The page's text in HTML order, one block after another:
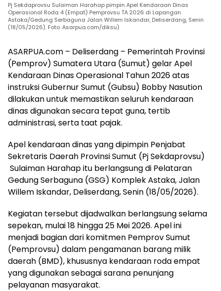
Pj Sekdaprovsu Sulaiman Harahap pimpin Apel Kendaraan Dinas
Operasional Roda 4 (Empat) Pemprovsu TA 2026 di Lapangan
Astaka/Gedung Serbaguna Jalan Willem Iskandar, Deliserdang, Senin
(18/05/2026). Foto. Asarpua.com/diksu)
ASARPUA.com – Deliserdang – Pemerintah Provinsi
(Pemprov) Sumatera Utara (Sumut) gelar Apel
Kendaraan Dinas Operasional Tahun 2026 atas
instruksi Gubernur Sumut (Gubsu) Bobby Nasution
dilakukan untuk memastikan seluruh kendaraan
dinas digunakan secara tepat guna, tertib
administrasi, serta taat pajak.
Apel kendaraan dinas yang dipimpin Penjabat
Sekretaris Daerah Provinsi Sumut (Pj Sekdaprovsu)
Sulaiman Harahap itu berlangsung di Pelataran
Gedung Serbaguna (GSG) Komplek Astaka, Jalan
Willem Iskandar, Deliserdang, Senin (18/05/2026).
Kegiatan tersebut dijadwalkan berlangsung selama
sepekan, mulai 18 hingga 25 Mei 2026. Apel ini
menjadi bagian dari komitmen Pemprov Sumut
(Pemprovsu) dalam pengamanan barang milik
daerah (BMD), khususnya kendaraan roda empat
yang digunakan sebagai sarana penunjang
pelayanan masyarakat.